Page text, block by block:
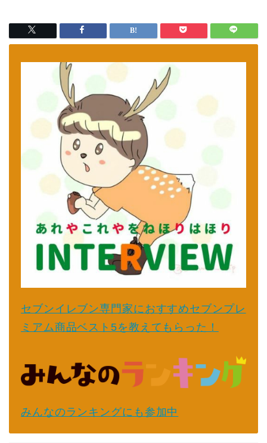
セブンイレブン専門家におすすめセブンプレ
ミアム商品ベスト5を教えてもらった！
みんなのランキングにも参加中